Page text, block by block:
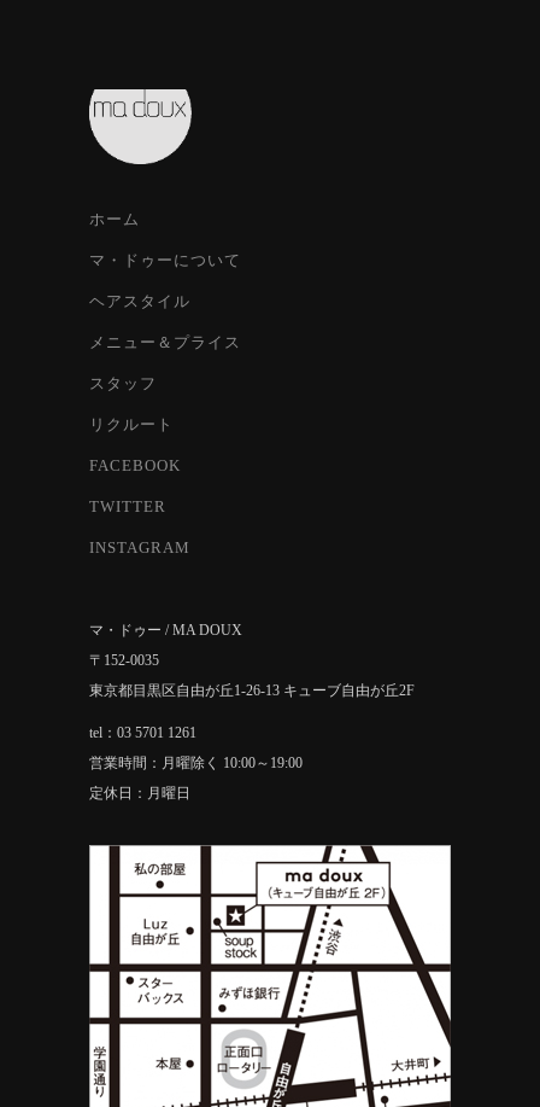
ホーム
マ・ドゥーについて
ヘアスタイル
メニュー＆プライス
スタッフ
リクルート
FACEBOOK
TWITTER
INSTAGRAM
マ・ドゥー / MA DOUX
〒152-0035
東京都目黒区自由が丘1-26-13 キューブ自由が丘2F
tel：03 5701 1261
営業時間：月曜除く 10:00～19:00
定休日：月曜日